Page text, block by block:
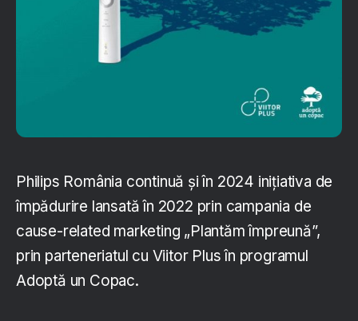
Philips România continuă și în 2024 inițiativa de
împădurire lansată în 2022 prin campania de
cause-related marketing „Plantăm împreună”,
prin parteneriatul cu Viitor Plus în programul
Adoptă un Copac.